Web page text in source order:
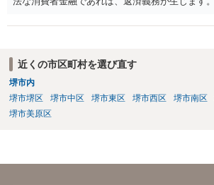
近くの市区町村を選び直す
堺市内
堺市堺区
堺市中区 堺市東区 堺市西区 堺市南区
堺市美原区